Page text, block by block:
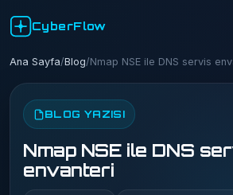
CyberFlow
Ana Sayfa/Blog/Nmap NSE ile DNS servis
BLOG YAZISI
Nmap NSE ile DNS
envanteri